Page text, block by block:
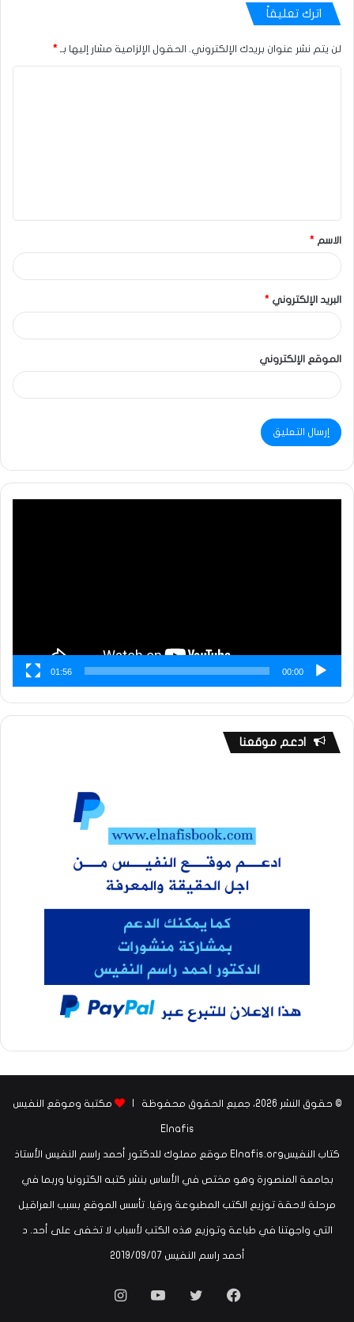
اترك تعليقاً
لن يتم نشر عنوان بريدك الإلكتروني. الحقول الإلزامية مشار إليها بـ *
الاسم *
البريد الإلكتروني *
الموقع الإلكتروني
00:00
01:56
ادعم موقعنا
© حقوق النشر 2026، جميع الحقوق محفوظة | مكتبة وموقع النفيس
Elnafis
كتاب النفيسElnafis.org موقع مملوك للدكتور أحمد راسم النفيس الأستاذ
بجامعة المنصورة وهو مختص في الأساس بنشر كتبه الكترونيا وربما في
مرحلة لاحقة توزيع الكتب المطبوعة ورقيا. تأسس الموقع بسبب العراقيل
التي واجهتنا في طباعة وتوزيع هذه الكتب لأسباب لا تخفى على أحد. د
أحمد راسم النفيس ‏07‏/09‏/2019
فيسبوكتويتر يوتيوبانستقرام